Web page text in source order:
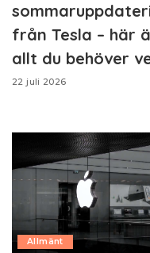
från Tesla – här
allt du behöver
22 juli 2026
Allmänt